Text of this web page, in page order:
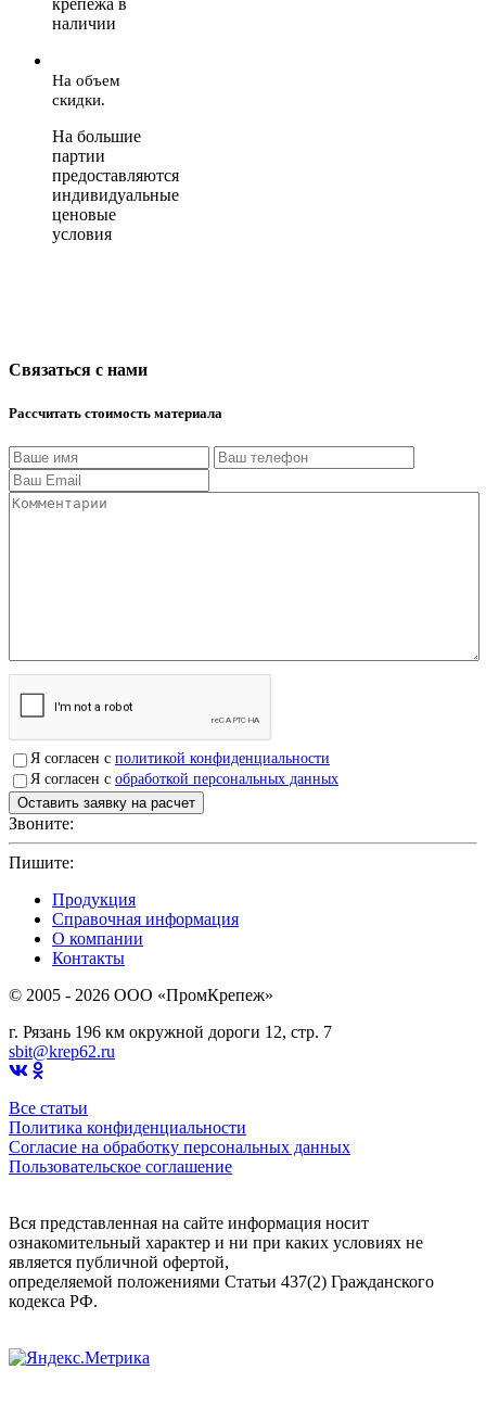
крепежа в
наличии
На объем
скидки.
На большие
партии
предоставляются
индивидуальные
ценовые
условия
Связаться с нами
Рассчитать стоимость материала
Я согласен с политикой конфиденциальности
Я согласен с обработкой персональных данных
Звоните:
Пишите:
Продукция
Справочная информация
О компании
Контакты
© 2005 - 2026 OOO «ПромКрепеж»
г. Рязань 196 км окружной дороги 12, стр. 7
sbit@krep62.ru
Все статьи
Политика конфиденциальности
Согласие на обработку персональных данных
Пользовательское соглашение
Вся представленная на сайте информация носит
ознакомительный характер и ни при каких условиях не
является публичной офертой,
определяемой положениями Статьи 437(2) Гражданского
кодекса РФ.